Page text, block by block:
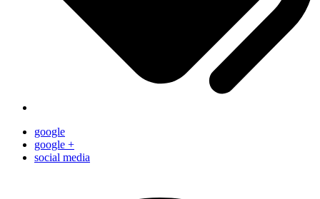
google
google +
social media